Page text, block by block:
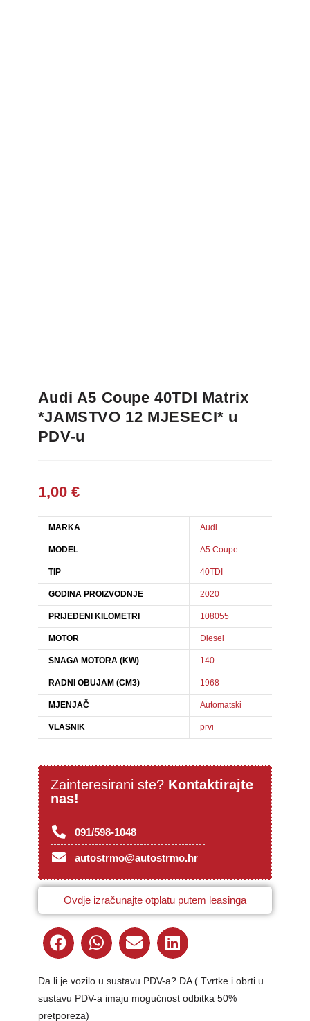
Audi A5 Coupe 40TDI Matrix
*JAMSTVO 12 MJESECI* u
PDV-u
1,00 €
MARKA Audi
MODEL A5 Coupe
TIP 40TDI
GODINA PROIZVODNJE 2020
PRIJEĐENI KILOMETRI 108055
MOTOR Diesel
SNAGA MOTORA (KW) 140
RADNI OBUJAM (CM3) 1968
MJENJAČ Automatski
VLASNIK prvi
Zainteresirani ste? Kontaktirajte
nas!
091/598-1048
autostrmo@autostrmo.hr
Ovdje izračunajte otplatu putem leasinga
Da li je vozilo u sustavu PDV-a? DA ( Tvrtke i obrti u
sustavu PDV-a imaju mogućnost odbitka 50%
pretporeza)